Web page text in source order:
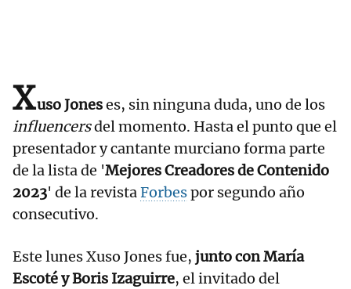
Xuso Joneses, sin ninguna duda, uno de los
influencersdel momento. Hasta el punto que el
presentador y cantante murciano forma parte
de la lista de 'Mejores Creadores de Contenido
2023' de la revistaForbespor segundo año
consecutivo.
Este lunes Xuso Jones fue, junto con María
Escoté y Boris Izaguirre, el invitado del